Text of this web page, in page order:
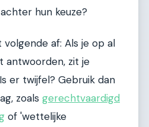
hun keuze?
af: Als je op al
antwoorden, zit je
er twijfel? Gebruik dan
zoals gerechtvaardigd
of 'wettelijke